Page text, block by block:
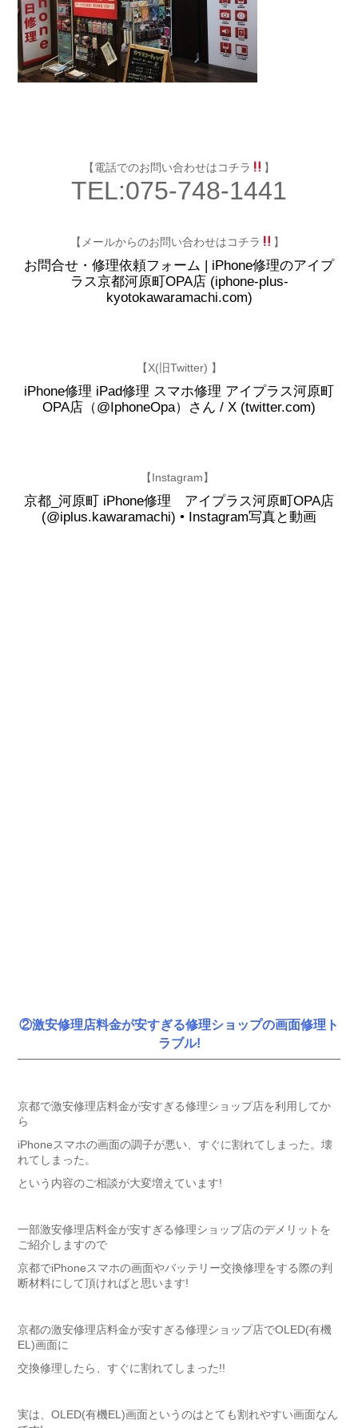
【電話でのお問い合わせはコチラ 】
TEL:075-748-1441
【メールからのお問い合わせはコチラ 】
お問合せ・修理依頼フォーム | iPhone修理のアイプ
ラス京都河原町OPA店 (iphone-plus-
kyotokawaramachi.com)
【X(旧Twitter) 】
iPhone修理 iPad修理 スマホ修理 アイプラス河原町
OPA店（@IphoneOpa）さん / X (twitter.com)
【Instagram】
京都_河原町 iPhone修理 アイプラス河原町OPA店
(@iplus.kawaramachi) • Instagram写真と動画
②激安修理店料金が安すぎる修理ショップの画面修理ト
ラブル!
京都で激安修理店料金が安すぎる修理ショップ店を利用してか
ら
iPhoneスマホの画面の調子が悪い、すぐに割れてしまった。壊
れてしまった。
という内容のご相談が大変増えています!
一部激安修理店料金が安すぎる修理ショップ店のデメリットを
ご紹介しますので
京都でiPhoneスマホの画面やバッテリー交換修理をする際の判
断材料にして頂ければと思います!
京都の激安修理店料金が安すぎる修理ショップ店でOLED(有機
EL)画面に
交換修理したら、すぐに割れてしまった!!
実は、OLED(有機EL)画面というのはとても割れやすい画面なん